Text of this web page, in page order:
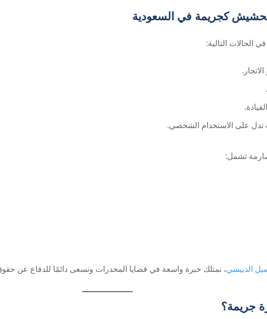
كجريمة في السعودية
الحالات التالية:
تدل على الاستخدام الشخصي.
تشمل:
الدبيسي، نمتلك خبرة واسعة في قضايا المخدرات ونسعى دائمًا للدفاع عن
جريمة؟